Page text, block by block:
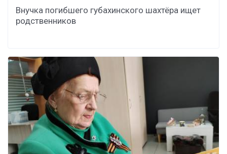
Внучка погибшего губахинского шахтёра ищет
родственников